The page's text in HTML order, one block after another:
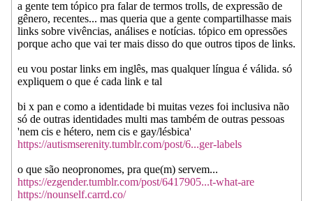
a gente tem tópico pra falar de termos trolls, de expressão de
gênero, recentes... mas queria que a gente compartilhasse mais
links sobre vivências, análises e notícias. tópico em opressões
porque acho que vai ter mais disso do que outros tipos de links.
eu vou postar links em inglês, mas qualquer língua é válida. só
expliquem o que é cada link e tal
bi x pan e como a identidade bi muitas vezes foi inclusiva não
só de outras identidades multi mas também de outras pessoas
'nem cis e hétero, nem cis e gay/lésbica'
https://autismserenity.tumblr.com/post/6...ger-labels
o que são neopronomes, pra que(m) servem...
https://ezgender.tumblr.com/post/6417905...t-what-are
https://nounself.carrd.co/